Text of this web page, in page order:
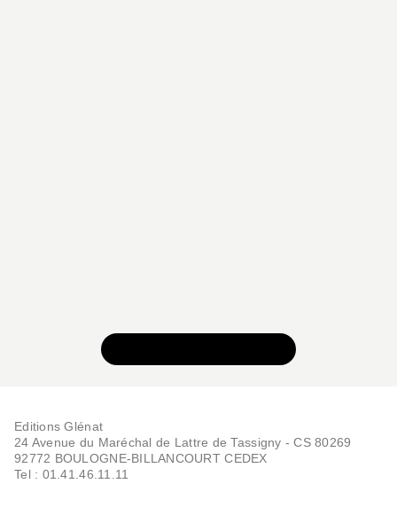
Editions Glénat
24 Avenue du Maréchal de Lattre de Tassigny - CS 80269
92772 BOULOGNE-BILLANCOURT CEDEX
Tel : 01.41.46.11.11